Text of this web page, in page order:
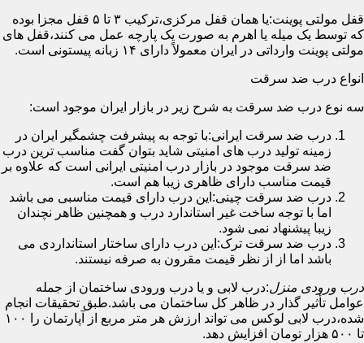
قفل مولتی پوینت:یا همان قفل مرکزی،ترکیب ۳ تا ۵ قفل مجزا بوده
که توسط یک میله یا اهرم به صورت یک پارچه عمل می کنند،قفل های
مولتی پوینت وارداتی در ایران معمولاً دارای ۱۴ زبانه پیستونی است.
انواع درب ضد سرقت
سه نوع درب ضد سرقت به شرح زیر در بازار ایران موجود است:
درب ضد سرقت ایرانی:با توجه به پیشرفت چشمگیر ایران در
زمینه تولید درب های امنیتی شاید بتوان گفت مناسب ترین درب
ضد سرقت موجود در بازار درب امنیتی ایرانی است که علاوه بر
قیمت مناسب دارای ظاهری زیبا هم است.
درب ضد سرقت چینی:این درب دارای قیمت مناسبی می باشد
اما با توجه ساخت غیر استاندارد درب و همچنین ظاهر نچندان
زیبا پیشنهاد نمی شود.
درب ضد سرقت ترک:این درب دارای ساختار استانداردی می
باشد اما از از نظر قیمت مقرون به صرفه نیستند.
درب ورودی منزل:درب لابی و یا درب ورودی ساختمان از جمله
عوامل تأثیر گذار در ظاهر کل ساختمان می باشد.طبق تحقیقات انجام
شده،درب لابی لوکس می تواند ارزش هر متر مربع از آپارتمان را ۱۰۰
تا ۵۰۰ هزار تومان افزایش دهد.